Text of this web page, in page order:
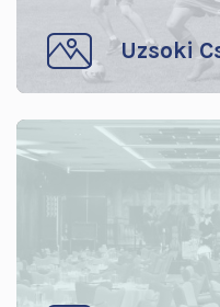
Uzsoki